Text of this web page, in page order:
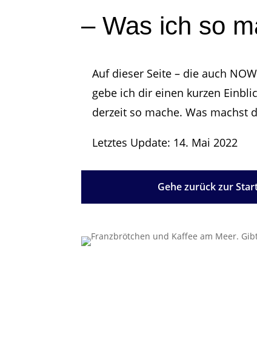
– Was ich so
Auf dieser Seite – die auch
gebe ich dir einen kurzen
derzeit so mache. Was machst
Letztes Update: 14. Mai 2022
Gehe zurück zur